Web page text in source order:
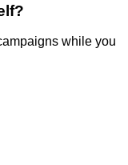
while you